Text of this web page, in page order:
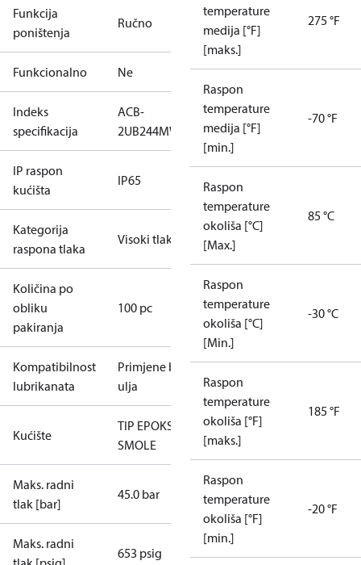
Funkcija
poništenja
Ručno
Funkcionalno Ne
Indeks
specifikacija
ACB-
2UB244MW
IP raspon
kućišta
IP65
Kategorija
raspona tlaka
Visoki tlak
Količina po
obliku
pakiranja
100 pc
Kompatibilnost
lubrikanata
Primjene bez
ulja
Kućište
TIP EPOKSI
SMOLE
Maks. radni
tlak [bar]
45.0 bar
Maks. radni
653 psig
temperature
medija [°F]
[maks.]
275 °F
Raspon
temperature
medija [°F]
[min.]
-70 °F
Raspon
temperature
okoliša [°C]
[Max.]
85 °C
Raspon
temperature
okoliša [°C]
[Min.]
-30 °C
Raspon
temperature
okoliša [°F]
[maks.]
185 °F
Raspon
temperature
okoliša [°F]
[min.]
-20 °F